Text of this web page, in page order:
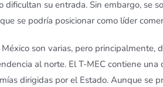
dificultan su entrada. Sin embargo, se
se podría posicionar como líder
son varias, pero principalmente,
al norte. El T-MEC contiene
dirigidas por el Estado. Aunque se